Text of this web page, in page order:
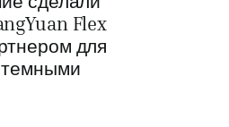
Flex
для